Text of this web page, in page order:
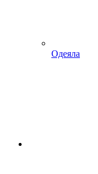
Одеяла